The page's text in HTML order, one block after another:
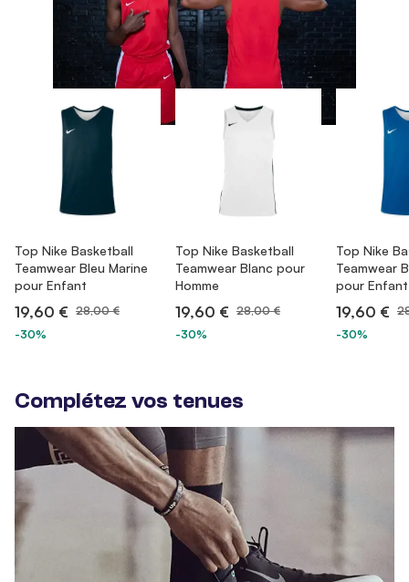
Top Nike Basketball
Teamwear Bleu Marine
pour Enfant
19,60 € 28,00 €
-30%
Top Nike Basketball
Teamwear Blanc pour
Homme
19,60 € 28,00 €
-30%
Top Nike
Teamwear
pour Enfant
19,60 €
-30%
Complétez vos tenues